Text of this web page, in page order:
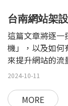
台南網站架
這篇文章將逐
機」，以及如何
來提升網站的流
2024-10-11
MORE